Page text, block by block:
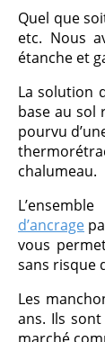
Quel que
etc. Nous
étanche et
La solution
base au sol
pourvu
chalumeau.
d’ancrage
vous
sans risque
Les
ans. Ils